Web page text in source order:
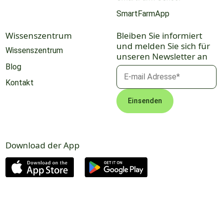
SmartFarmApp
Wissenszentrum
Wissenszentrum
Blog
Kontakt
Bleiben Sie informiert
und melden Sie sich für
unseren Newsletter an
Download der App